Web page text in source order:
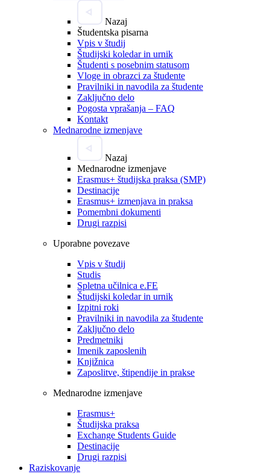
Nazaj
Študentska pisarna
Vpis v študij
Študijski koledar in urnik
Študenti s posebnim statusom
Vloge in obrazci za študente
Pravilniki in navodila za študente
Zaključno delo
Pogosta vprašanja – FAQ
Kontakt
Mednarodne izmenjave
Nazaj
Mednarodne izmenjave
Erasmus+ študijska praksa (SMP)
Destinacije
Erasmus+ izmenjava in praksa
Pomembni dokumenti
Drugi razpisi
Uporabne povezave
Vpis v študij
Studis
Spletna učilnica e.FE
Študijski koledar in urnik
Izpitni roki
Pravilniki in navodila za študente
Zaključno delo
Predmetniki
Imenik zaposlenih
Knjižnica
Zaposlitve, štipendije in prakse
Mednarodne izmenjave
Erasmus+
Študijska praksa
Exchange Students Guide
Destinacije
Drugi razpisi
Raziskovanje